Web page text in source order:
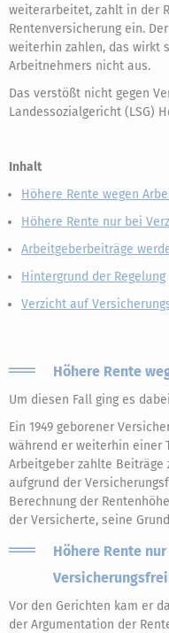
weiterarbeitet, zahlt in der
Rentenversicherung ein.
weiterhin zahlen, das wirkt
Arbeitnehmers nicht aus.
Das verstößt nicht gegen
Landessozialgericht (LSG)
Inhalt
Höhere Rente wegen
Höhere Rente nur bei
Arbeitgeberbeiträge
Hintergrund der Regelung
Verzicht auf
Höhere Rente
Um diesen Fall ging es
Ein 1949 geborener
während er weiterhin einer
Arbeitgeber zahlte Beiträge
aufgrund der
Berechnung der
der Versicherte, seine
Höhere Rente
Vor den Gerichten kam er
der Argumentation der